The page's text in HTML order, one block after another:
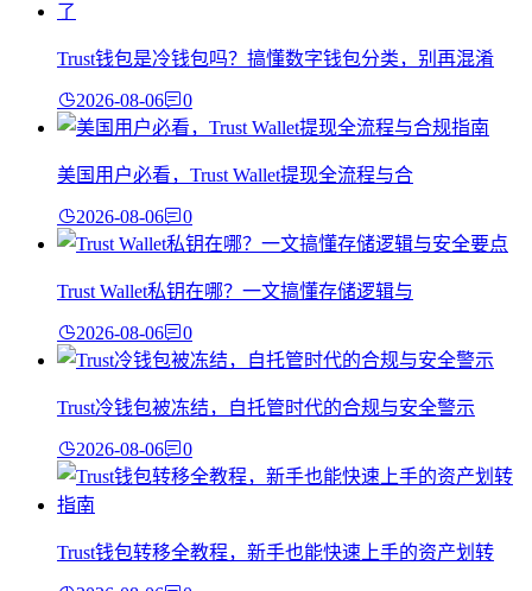
Trust钱包是冷钱包吗？搞懂数字钱包分类，别再混淆
2026-08-06 0
美国用户必看，Trust Wallet提现全流程与合
2026-08-06 0
Trust Wallet私钥在哪？一文搞懂存储逻辑与
2026-08-06 0
Trust冷钱包被冻结，自托管时代的合规与安全警示
2026-08-06 0
Trust钱包转移全教程，新手也能快速上手的资产划转